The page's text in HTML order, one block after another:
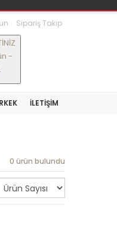
Sipariş Takip
-
İLETIŞIM
0 ürün bulundu